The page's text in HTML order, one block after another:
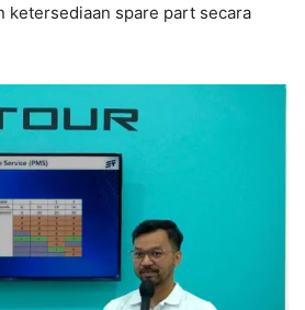
ketersediaan spare part secara